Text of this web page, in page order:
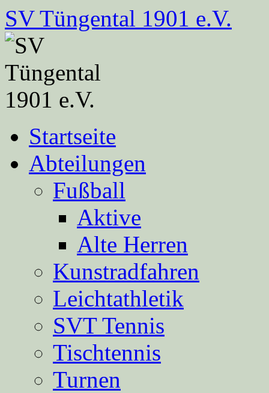
Zum
Inhalt
springen
SV Tüngental 1901 e.V.
Startseite
Abteilungen
Fußball
Aktive
Alte Herren
Kunstradfahren
Leichtathletik
SVT Tennis
Tischtennis
Turnen